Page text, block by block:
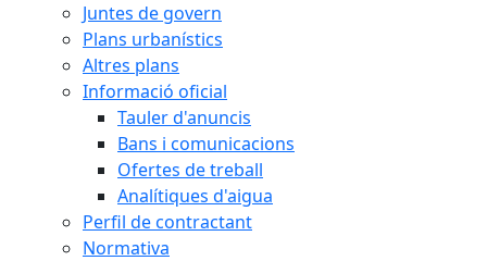
Juntes de govern
Plans urbanístics
Altres plans
Informació oficial
Tauler d'anuncis
Bans i comunicacions
Ofertes de treball
Analítiques d'aigua
Perfil de contractant
Normativa